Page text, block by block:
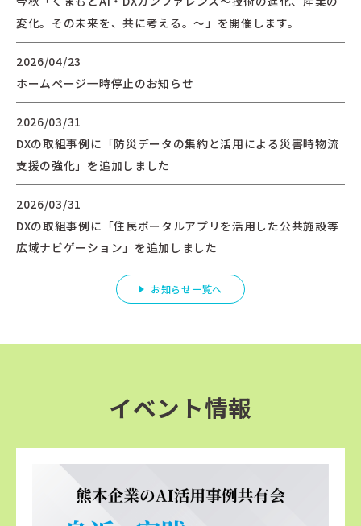
変化。その未来を、共に考える。〜」を開催します。
2026/04/23
ホームページ一時停止のお知らせ
2026/03/31
DXの取組事例に「防災データの集約と活用による災害時物流
支援の強化」を追加しました
2026/03/31
DXの取組事例に「住民ポータルアプリを活用した公共施設等
広域ナビゲーション」を追加しました
お知らせ一覧へ
イベント情報